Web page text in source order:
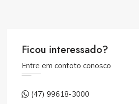
Ficou interessado?
Entre em contato conosco
(47) 99618-3000